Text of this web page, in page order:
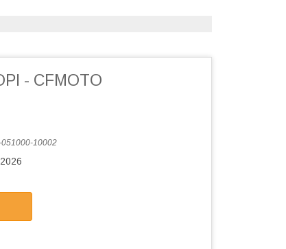
- CFMOTO
051000-10002